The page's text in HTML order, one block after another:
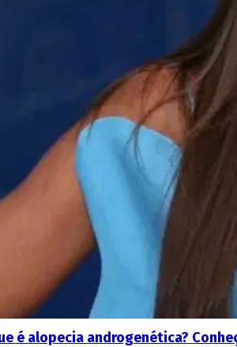
é alopecia androgenética?